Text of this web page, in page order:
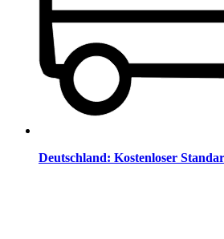
Deutschland: Kostenloser